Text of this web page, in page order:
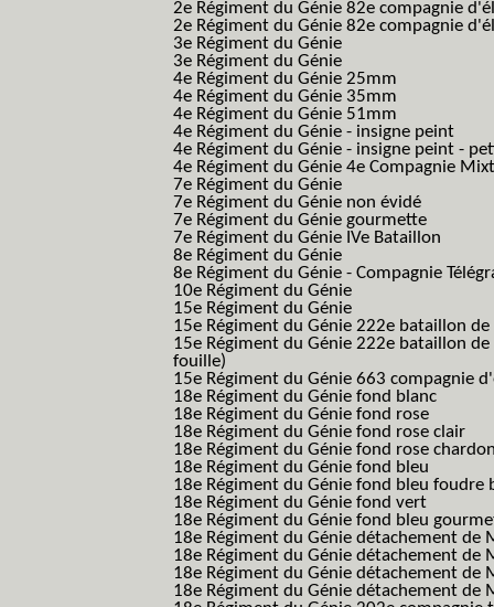
2e Régiment du Génie 82e compagnie
2e Régiment du Génie 82e compagnie
3e Régiment du Génie
3e Régiment du Génie
4e Régiment du Génie 25mm
4e Régiment du Génie 35mm
4e Régiment du Génie 51mm
4e Régiment du Génie - insigne peint
4e Régiment du Génie - insigne peint -
4e Régiment du Génie 4e Compagnie
7e Régiment du Génie
7e Régiment du Génie non évidé
7e Régiment du Génie gourmette
7e Régiment du Génie IVe Bataillon
8e Régiment du Génie
8e Régiment du Génie - Compagnie
10e Régiment du Génie
15e Régiment du Génie
15e Régiment du Génie 222e bataillon
15e Régiment du Génie 222e bataillon
fouille)
15e Régiment du Génie 663 compagnie
18e Régiment du Génie fond blanc
18e Régiment du Génie fond rose
18e Régiment du Génie fond rose clair
18e Régiment du Génie fond rose
18e Régiment du Génie fond bleu
18e Régiment du Génie fond bleu foudre
18e Régiment du Génie fond vert
18e Régiment du Génie fond bleu
18e Régiment du Génie détachement de
18e Régiment du Génie détachement de
18e Régiment du Génie détachement de
18e Régiment du Génie détachement de